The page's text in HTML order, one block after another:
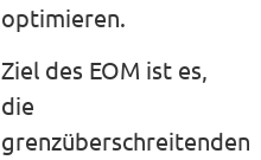
optimieren.
Ziel des EOM ist es,
die
grenzüberschreitenden